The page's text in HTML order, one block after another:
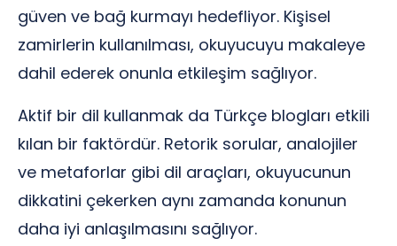
güven ve bağ kurmayı hedefliyor. Kişisel
zamirlerin kullanılması, okuyucuyu makaleye
dahil ederek onunla etkileşim sağlıyor.
Aktif bir dil kullanmak da Türkçe blogları etkili
kılan bir faktördür. Retorik sorular, analojiler
ve metaforlar gibi dil araçları, okuyucunun
dikkatini çekerken aynı zamanda konunun
daha iyi anlaşılmasını sağlıyor.